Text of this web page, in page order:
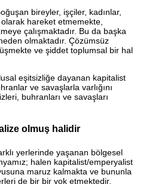
bireyler, işçiler, kadınlar,
hareket etmemekte,
çalışmaktadır. Bu da başka
olmaktadır. Çözümsüz
ve şiddet toplumsal bir hal
eşitsizliğe dayanan kapitalist
ve savaşlarla varlığını
buhranları ve savaşları
olmuş halidir
yerlerinde yaşanan bölgesel
halen kapitalist/emperyalist
maruz kalmakta ve bununla
de bir bir yok etmektedir.